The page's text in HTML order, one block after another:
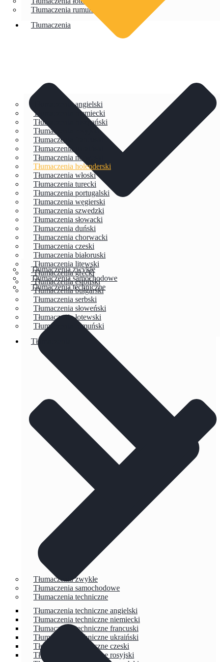
Tłumaczenia rumuński
Tłumaczenia
Tłumaczenia zwykłe
Tłumaczenia samochodowe
Tłumaczenia techniczne
Tłumaczenia techniczne angielski
Tłumaczenia techniczne niemiecki
Tłumaczenia techniczne francuski
Tłumaczenia techniczne ukraiński
Tłumaczenia techniczne czeski
Tłumaczenia techniczne rosyjski
Tłumaczenia angielski
Tłumaczenia niemiecki
Tłumaczenia hiszpański
Tłumaczenia rosyjski
Tłumaczenia francuski
Tłumaczenia ukraiński
Tłumaczenia norweski
Tłumaczenia holenderski
Tłumaczenia włoski
Tłumaczenia turecki
Tłumaczenia portugalski
Tłumaczenia węgierski
Tłumaczenia szwedzki
Tłumaczenia słowacki
Tłumaczenia duński
Tłumaczenia chorwacki
Tłumaczenia czeski
Tłumaczenia białoruski
Tłumaczenia litewski
Tłumaczenia grecki
Tłumaczenia estoński
Tłumaczenia bułgarski
Tłumaczenia serbski
Tłumaczenia słoweński
Tłumaczenia łotewski
Tłumaczenia rumuński
Tłumaczenia
Tłumaczenia zwykłe
Tłumaczenia samochodowe
Tłumaczenia techniczne